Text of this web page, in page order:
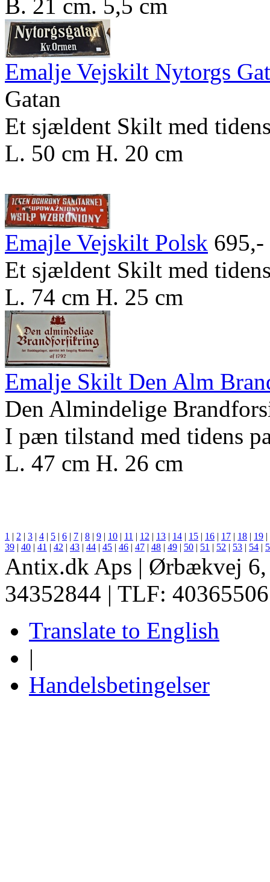
B. 21 cm. 5,5 cm
Emalje Vejskilt Nytorgs
Gatan
Et sjældent Skilt med
L. 50 cm H. 20 cm
Emajle Vejskilt Polsk 695,-
Et sjældent Skilt med
L. 74 cm H. 25 cm
Emalje Skilt Den Alm
Den Almindelige
I pæn tilstand med tidens
L. 47 cm H. 26 cm
1 | 2 | 3 | 4 | 5 | 6 | 7 | 8 | 9 | 10 | 11 | 12 | 13 | 14 | 15 | 16 | 17 | 18 | 19 |
39 | 40 | 41 | 42 | 43 | 44 | 45 | 46 | 47 | 48 | 49 | 50 | 51 | 52 | 53 | 54 |
Antix.dk Aps | Ørbækvej
34352844 | TLF:
Translate to English
|
Handelsbetingelser